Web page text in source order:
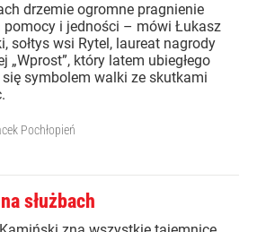
drzemie ogromne pragnienie
pomocy i jedności – mówi Łukasz
sołtys wsi Rytel, laureat nagrody
„Wprost”, który latem ubiegłego
się symbolem walki ze skutkami
Pochłopień
służbach